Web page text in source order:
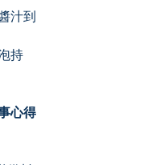
汁到
持
心得